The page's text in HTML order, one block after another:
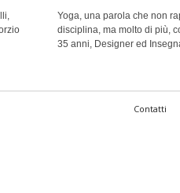
Yoga, una parola che non
disciplina, ma molto di più,
35 anni, Designer ed
Contatti